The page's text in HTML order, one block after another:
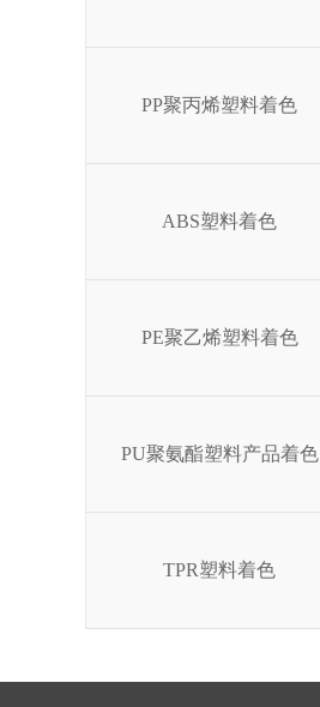
PP聚丙烯塑料着色
ABS塑料着色
PE聚乙烯塑料着色
PU聚氨酯塑料产品着色
TPR塑料着色